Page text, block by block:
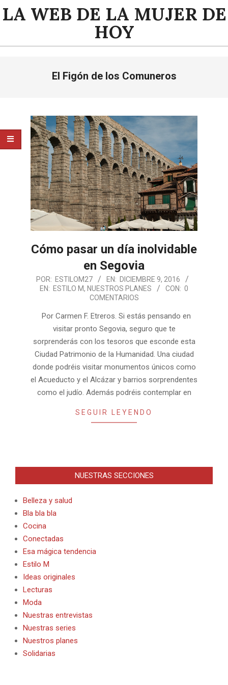
Saltar
alLA WEB DE LA MUJER DE
HOY
El Figón de los Comuneros
Cómo pasar un día inolvidable
en Segovia
2016-
12-
POR: ESTILOM27 EN: DICIEMBRE 9, 2016
EN: ESTILO M, NUESTROS PLANES CON: 0
COMENTARIOS
Por Carmen F. Etreros. Si estás pensando en
visitar pronto Segovia, seguro que te
sorprenderás con los tesoros que esconde esta
Ciudad Patrimonio de la Humanidad. Una ciudad
donde podréis visitar monumentos únicos como
el Acueducto y el Alcázar y barrios sorprendentes
como el judío. Además podréis contemplar en
SEGUIR LEYENDO
NUESTRAS SECCIONES
Belleza y salud
Bla bla bla
Cocina
Conectadas
Esa mágica tendencia
Estilo M
Ideas originales
Lecturas
Moda
Nuestras entrevistas
Nuestras series
Nuestros planes
Solidarias